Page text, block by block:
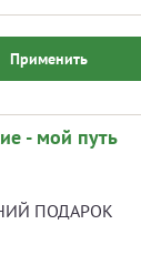
Применить
- мой путь
ПОДАРОК